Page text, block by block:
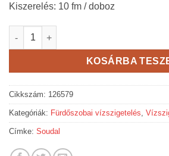
Kiszerelés: 10 fm / doboz
Soudal Soudatape ST hajlaterősítő
KOSÁRBA
Cikkszám: 126579
Kategóriák: Fürdőszobai vízszigetelés,
Címke: Soudal